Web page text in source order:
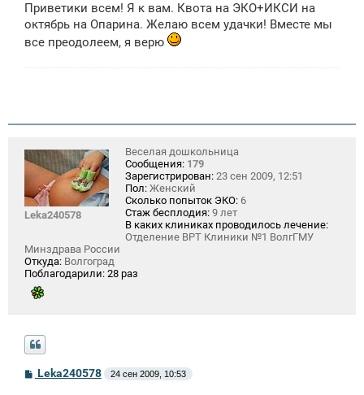
б
щ
н
Приветики всем! Я к вам. Квота на ЭКО+ИКСИ на
октябрь на Опарина. Желаю всем удачки! Вместе мы
все преодолеем, я верю
Leka240578
Веселая дошкольница
Сообщения: 179
Зарегистрирован: 23 сен 2009, 12:51
Пол: Женский
Сколько попыток ЭКО: 6
Стаж бесплодия: 9 лет
В каких клиниках проводилось лечение:
Отделение ВРТ Клиники №1 ВолгГМУ
Минздрава России
Откуда: Волгоград
Поблагодарили: 28 раз
СLeka240578 24 сен 2009, 10:53